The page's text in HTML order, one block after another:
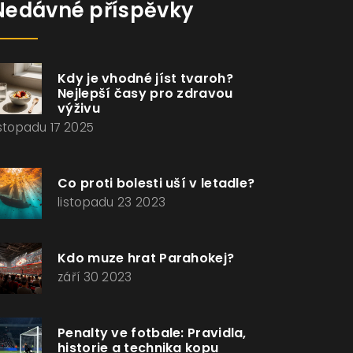
příspěvky
Kdy je vhodné jíst tvaroh?
Nejlepší časy pro zdravou
výživu
17 2025
Co proti bolesti uší v letadle?
listopadu 23 2023
Kdo muze hrat Parahokej?
září 30 2023
Penalty ve fotbale: Pravidla,
historie a technika kopu